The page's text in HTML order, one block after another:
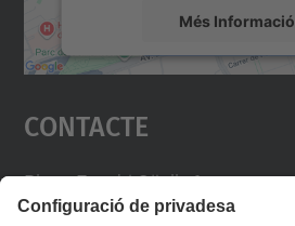
Més Informació
Accepta
powered by
Contacte
Plaça Eusebi Güell, 6
Edifici VX,